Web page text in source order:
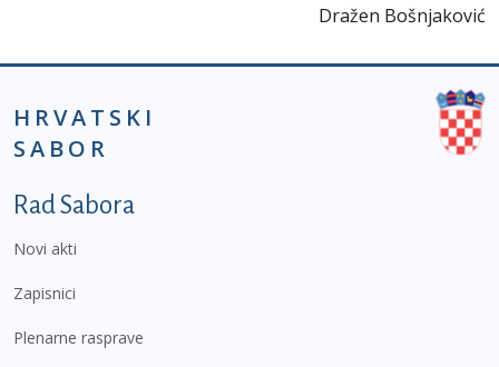
Dražen Bošnjaković
HRVATSKI
SABOR
Podnožje prvi izbornik
Rad Sabora
Novi akti
Zapisnici
Plenarne rasprave